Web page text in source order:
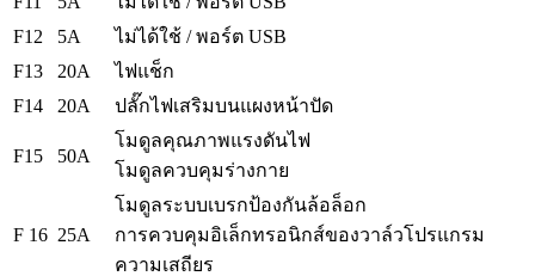
F12
5A
ไม่ได้ใช้ / พอร์ต USB
F13
20A
ไฟแช็ก
F14
20A ปลั๊กไฟเสริมบนแผงหน้าปัด
F15 50A
โมดูลคุณภาพแรงดันไฟ
โมดูลควบคุมร่างกาย
F 16 25A
โมดูลระบบเบรกป้องกันล้อล็อก
การควบคุมอิเล็กทรอนิกส์ของวาล์วโปรแกรม
ความเสถียร